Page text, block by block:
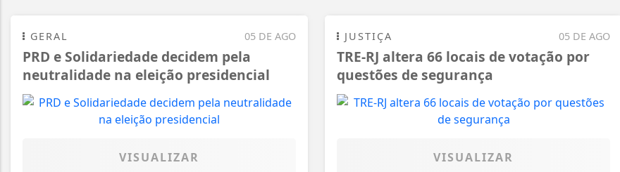
05 DE AGO
GERAL
PRD e Solidariedade decidem pela
neutralidade na eleição presidencial
VISUALIZAR
05 DE AGO
JUSTIÇA
TRE-RJ altera 66 locais de votação por
questões de segurança
VISUALIZAR